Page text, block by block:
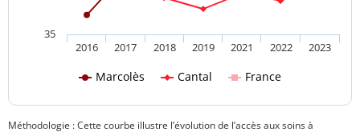
Marcolès Cantal France
2016 2017 2018 2019 2021 2022 2023
35
Méthodologie : Cette courbe illustre l’évolution de l’accès aux soins à